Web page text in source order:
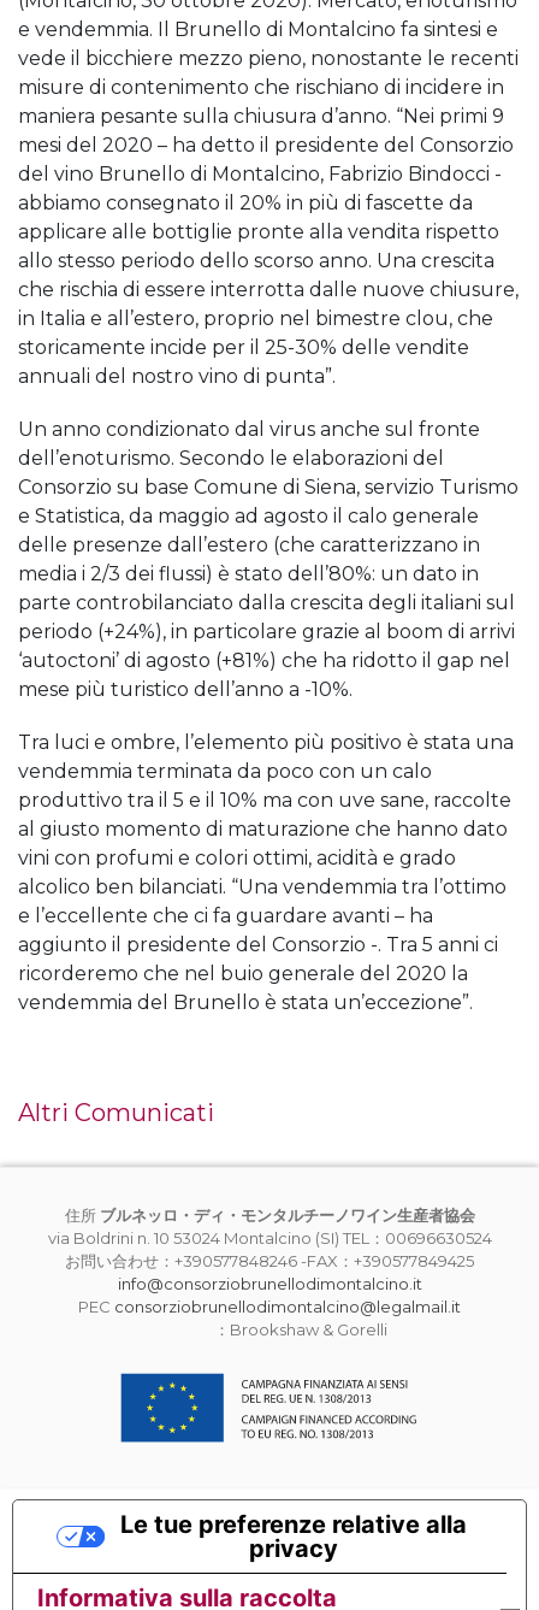
e vendemmia. Il Brunello di Montalcino fa sintesi e
vede il bicchiere mezzo pieno, nonostante le recenti
misure di contenimento che rischiano di incidere in
maniera pesante sulla chiusura d’anno. “Nei primi 9
mesi del 2020 – ha detto il presidente del Consorzio
del vino Brunello di Montalcino, Fabrizio Bindocci -
abbiamo consegnato il 20% in più di fascette da
applicare alle bottiglie pronte alla vendita rispetto
allo stesso periodo dello scorso anno. Una crescita
che rischia di essere interrotta dalle nuove chiusure,
in Italia e all’estero, proprio nel bimestre clou, che
storicamente incide per il 25-30% delle vendite
annuali del nostro vino di punta”.
Un anno condizionato dal virus anche sul fronte
dell’enoturismo. Secondo le elaborazioni del
Consorzio su base Comune di Siena, servizio Turismo
e Statistica, da maggio ad agosto il calo generale
delle presenze dall’estero (che caratterizzano in
media i 2/3 dei flussi) è stato dell’80%: un dato in
parte controbilanciato dalla crescita degli italiani sul
periodo (+24%), in particolare grazie al boom di arrivi
‘autoctoni’ di agosto (+81%) che ha ridotto il gap nel
mese più turistico dell’anno a -10%.
Tra luci e ombre, l’elemento più positivo è stata una
vendemmia terminata da poco con un calo
produttivo tra il 5 e il 10% ma con uve sane, raccolte
al giusto momento di maturazione che hanno dato
vini con profumi e colori ottimi, acidità e grado
alcolico ben bilanciati. “Una vendemmia tra l’ottimo
e l’eccellente che ci fa guardare avanti – ha
aggiunto il presidente del Consorzio -. Tra 5 anni ci
ricorderemo che nel buio generale del 2020 la
vendemmia del Brunello è stata un’eccezione”.
Altri Comunicati
住所 ブルネッロ・ディ・モンタルチーノワイン生産者協会
via Boldrini n. 10 53024 Montalcino (SI) TEL：00696630524
お問い合わせ：+390577848246 -FAX：+390577849425
info@consorziobrunellodimontalcino.it
PEC consorziobrunellodimontalcino@legalmail.it
：Brookshaw & Gorelli
Informativa sulla raccolta
Le tue preferenze relative alla
privacy